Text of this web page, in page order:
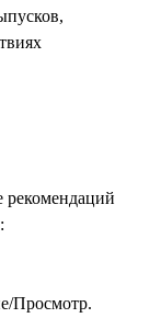
рекомендаций
Просмотр.